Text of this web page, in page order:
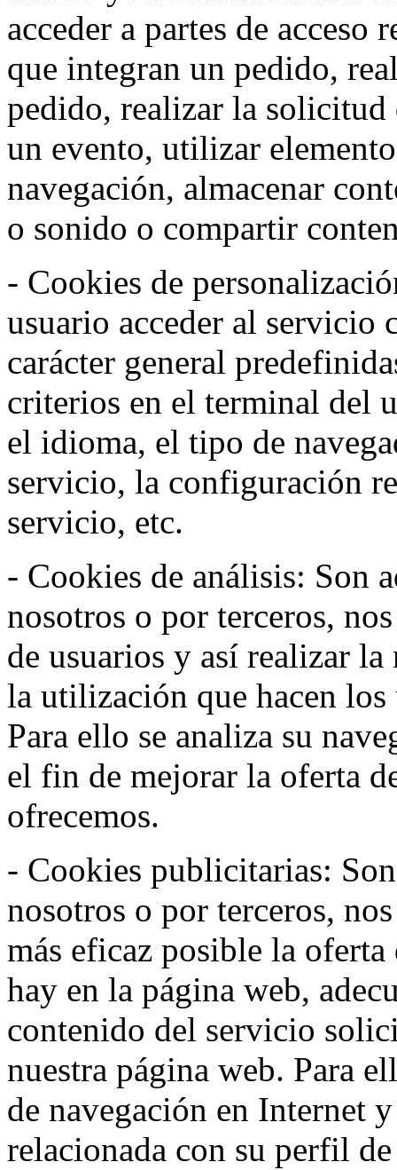
acceder a partes de
que integran un pedido,
pedido, realizar la
un evento, utilizar
navegación, almacenar
o sonido o compartir
- Cookies de
usuario acceder al servicio
carácter general
criterios en el terminal del
el idioma, el tipo de
servicio, la configuración
servicio, etc.
- Cookies de análisis: Son
nosotros o por terceros,
de usuarios y así realizar
la utilización que hacen
Para ello se analiza su
el fin de mejorar la oferta
ofrecemos.
- Cookies publicitarias:
nosotros o por terceros,
más eficaz posible la
hay en la página web,
contenido del servicio
nuestra página web. Para
de navegación en Internet
relacionada con su perfil